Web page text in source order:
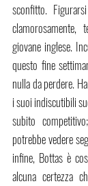
sconfitto.
giovane inglese.
questo fine
nulla da perdere.
i suoi indiscutibili
subito
potrebbe vedere
infine, Bottas è
alcuna certezza